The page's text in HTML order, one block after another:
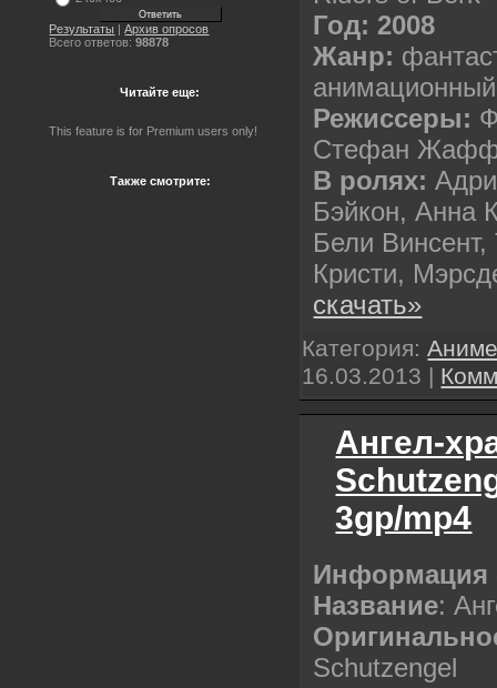
Результаты |Архив опросов
Всего ответов:98878
Читайте еще:
This feature is for Premium users only!
Также смотрите:
Год: 2008
Жанр:
Режиссеры:
Стефан
В ролях:
Бэйкон, Анна
Бели
Кристи,
скачать»
Категория:
16.03.2013 |
Ангел-
3gp/mp4
Название:
Schutzengel